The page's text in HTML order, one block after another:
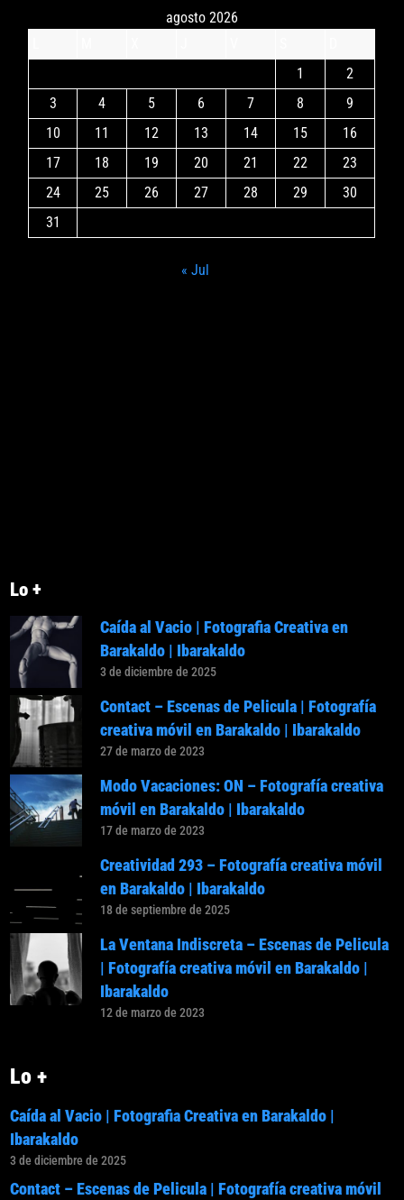
agosto 2026
1
2
3
4 5 6 7 8
9
10
11 12 13 14 15
16
17
18 19 20 21 22
23
24
25 26 27 28 29
30
31
« Jul
Lo +
Caída al Vacio | Fotografia Creativa en
Barakaldo | Ibarakaldo
3 de diciembre de 2025
Contact – Escenas de Pelicula | Fotografía
creativa móvil en Barakaldo | Ibarakaldo
27 de marzo de 2023
Modo Vacaciones: ON – Fotografía creativa
móvil en Barakaldo | Ibarakaldo
17 de marzo de 2023
Creatividad 293 – Fotografía creativa móvil
en Barakaldo | Ibarakaldo
18 de septiembre de 2025
La Ventana Indiscreta – Escenas de Pelicula
| Fotografía creativa móvil en Barakaldo |
Ibarakaldo
12 de marzo de 2023
Lo +
Caída al Vacio | Fotografia Creativa en Barakaldo |
Ibarakaldo
3 de diciembre de 2025
Contact – Escenas de Pelicula | Fotografía creativa móvil